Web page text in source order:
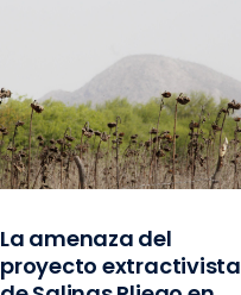
La amenaza del
proyecto extractivista